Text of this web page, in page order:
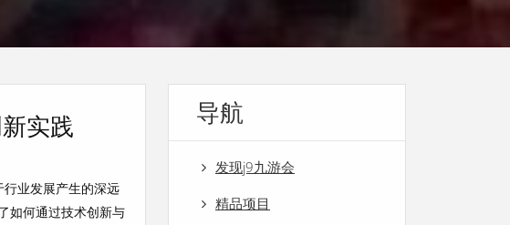
实践
行业发展产生的深远
如何通过技术创新与
导航
发现j9九游会
精品项目